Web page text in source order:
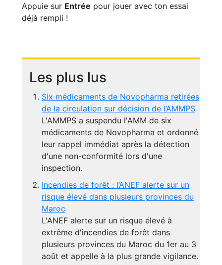
Appuie sur Entrée pour jouer avec ton essai
déjà rempli !
Les plus lus
Six médicaments de Novopharma retirées
de la circulation sur décision de l’AMMPS
L'AMMPS a suspendu l'AMM de six
médicaments de Novopharma et ordonné
leur rappel immédiat après la détection
d'une non-conformité lors d'une
inspection.
Incendies de forêt : l’ANEF alerte sur un
risque élevé dans plusieurs provinces du
Maroc
L'ANEF alerte sur un risque élevé à
extrême d'incendies de forêt dans
plusieurs provinces du Maroc du 1er au 3
août et appelle à la plus grande vigilance.